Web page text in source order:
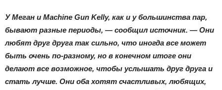
У Меган и Machine Gun Kelly, как и у большинства пар,
бывают разные периоды, — сообщил источник. — Они
любят друг друга так сильно, что иногда все может
быть очень по-разному, но в конечном итоге они
делают все возможное, чтобы услышать друг друга и
стать лучше. Они оба хотят счастливых, любящих,